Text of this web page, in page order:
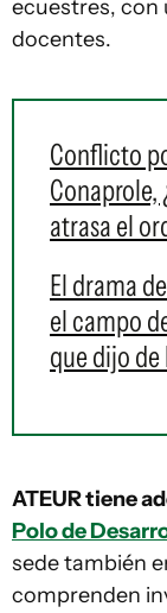
ecuestres, con
docentes.
Conflicto
Conaprole,
atrasa el
El drama
el campo
que dijo
ATEUR tiene
Polo de
sede también
comprenden